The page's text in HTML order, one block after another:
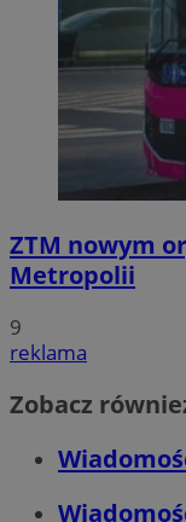
ZTM nowym
Metropolii
9
reklama
Zobacz